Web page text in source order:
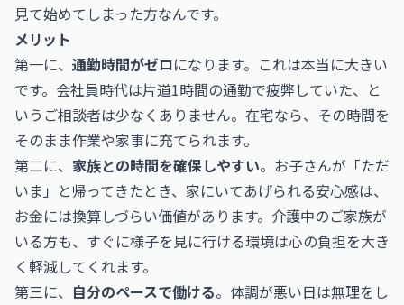
見て始めてしまった方なんです。
メリット
第一に、 通勤時間がゼロになります。これは本当に大きい
です。会社員時代は片道1時間の通勤で疲弊していた、と
いうご相談者は少なくありません。在宅なら、その時間を
そのまま作業や家事に充てられます。
第二に、 家族との時間を確保しやすい。お子さんが「ただ
いま」と帰ってきたとき、家にいてあげられる安心感は、
お金には換算しづらい価値があります。介護中のご家族が
いる方も、すぐに様子を見に行ける環境は心の負担を大き
く軽減してくれます。
第三に、 自分のペースで働ける。体調が悪い日は無理をし